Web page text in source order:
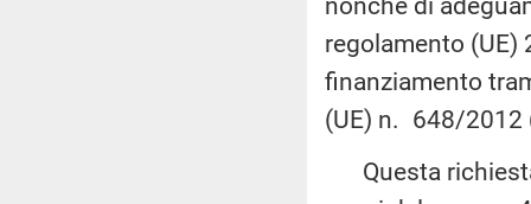
regolamento (UE)
finanziamento
(UE) n. 648/2012
Questa